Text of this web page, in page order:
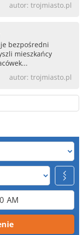
autor: trojmiasto.pl
bezpośredni
mieszkańcy
autor: trojmiasto.pl